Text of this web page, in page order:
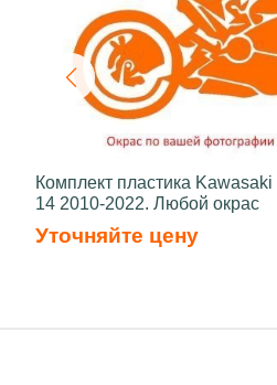
Комплект пластика
14 2010-2022. Любой окрас
Уточняйте цену